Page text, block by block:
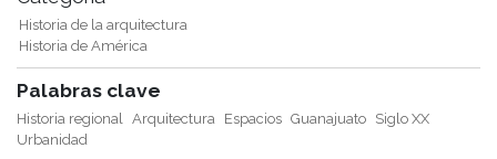
Historia de la arquitectura
Historia de América
Palabras clave
Historia regional Arquitectura Espacios Guanajuato Siglo XX
Urbanidad